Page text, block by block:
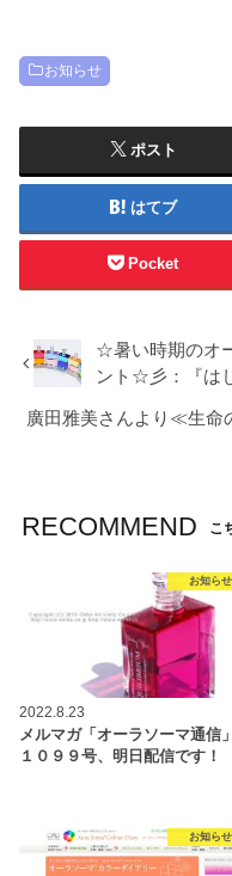
お知らせ
ポスト
はてブ
Pocket
☆暑い時期のオ
ント☆彡：『は
廣田雅美さんより≪生命
RECOMMEND こ
お知らせ
2022.8.23
メルマガ「オーラソーマ通信
１０９９号、明日配信です！
お知らせ